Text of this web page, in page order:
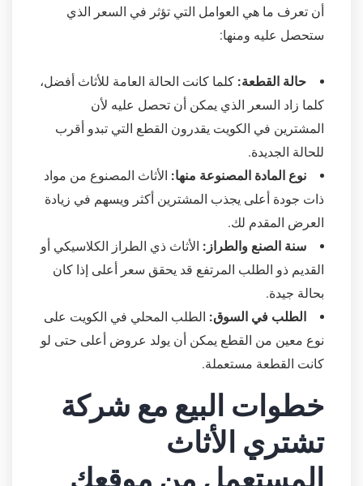
أن تعرف ما هي العوامل التي تؤثر في السعر الذي
ستحصل عليه ومنها:
حالة القطعة: كلما كانت الحالة العامة للأثاث أفضل،
كلما زاد السعر الذي يمكن أن تحصل عليه لأن
المشترين في الكويت يقدرون القطع التي تبدو أقرب
للحالة الجديدة.
نوع المادة المصنوعة منها: الأثاث المصنوع من مواد
ذات جودة أعلى يجذب المشترين أكثر ويسهم في زيادة
العرض المقدم لك.
سنة الصنع والطراز: الأثاث ذي الطراز الكلاسيكي أو
القديم ذو الطلب المرتفع قد يحقق سعر أعلى إذا كان
بحالة جيدة.
الطلب في السوق: الطلب المحلي في الكويت على
نوع معين من القطع يمكن أن يولد عروض أعلى حتى لو
كانت القطعة مستعملة.
خطوات البيع مع شركة
تشتري الأثاث